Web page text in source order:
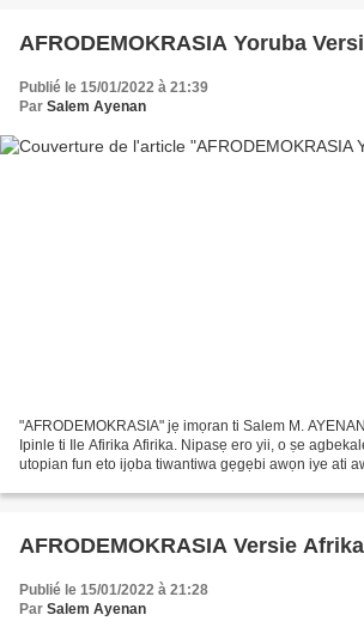
AFRODEMOKRASIA Yoruba
Publié le 15/01/2022 à 21:39
Par Salem Ayenan
"AFRODEMOKRASIA" jẹ imọran ti Salem M.
Ipinle ti Ile Afirika Afirika. Nipasẹ ero yii, o ṣe
utopian fun eto ijọba tiwantiwa gẹgẹbi awọn iye ati
AFRODEMOKRASIA Versie
Publié le 15/01/2022 à 21:28
Par Salem Ayenan